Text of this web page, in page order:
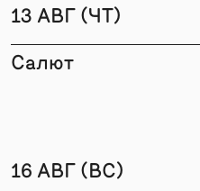
13 АВГ (ЧТ)
Салют
16 АВГ (ВС)